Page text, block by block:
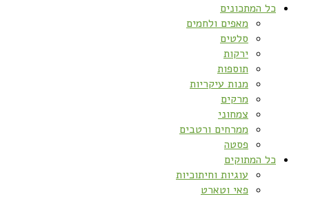
כל המתכונים
מאפים ולחמים
סלטים
ירקות
תוספות
מנות עיקריות
מרקים
צמחוני
ממרחים ורטבים
פסטה
כל המתוקים
עוגיות וחיתוכיות
פאי וטארט